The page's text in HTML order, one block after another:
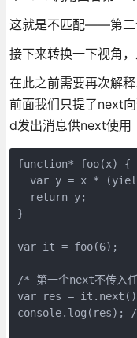
这就是不匹配——第二
接下来转换一下视角
在此之前需要再次解
前面我们只提了next
d发出消息供next使用
function* foo(x) {
var y = x *
return y;
}
var it = foo(6);
/* 第一个next不传入
var res =
console.log(res);